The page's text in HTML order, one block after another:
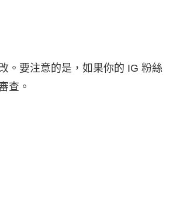
。要注意的是，如果你的 IG 粉絲
查。